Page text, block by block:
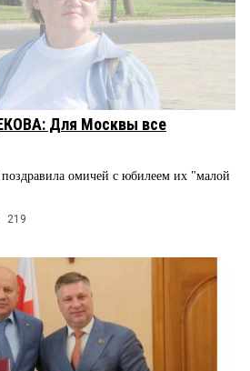
Для Москвы все
омичей с юбилеем их "малой
219